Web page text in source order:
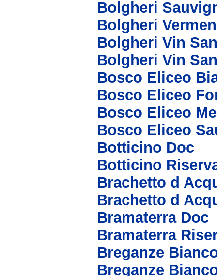
Bolgheri
Bolgheri
Bolgheri Vin
Bolgheri Vin
Bosco Eliceo
Bosco Eliceo
Bosco Eliceo
Bosco Eliceo
Botticino Doc
Botticino
Brachetto d
Brachetto d
Bramaterra Doc
Bramaterra
Breganze
Breganze